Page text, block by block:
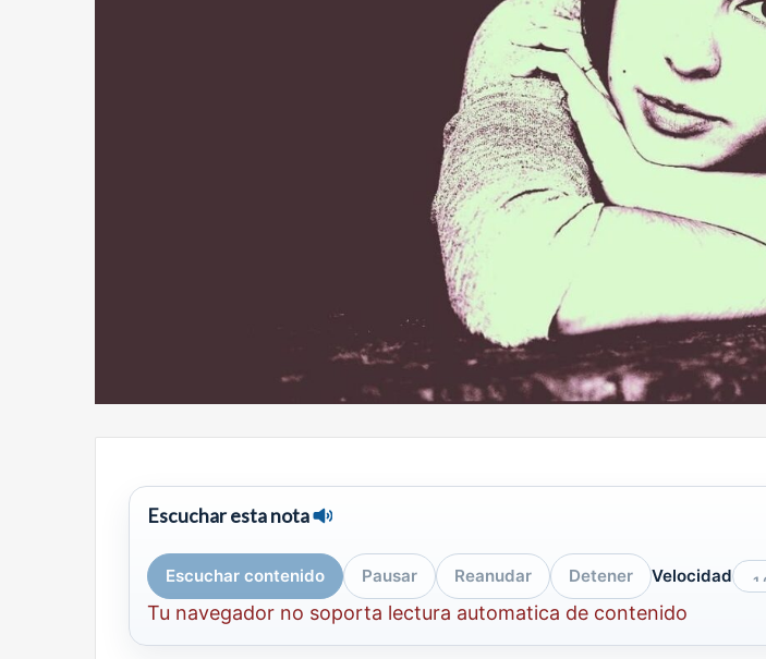
Escuchar esta nota
Escuchar contenido Pausar Reanudar Detener Velocidad
Tu navegador no soporta lectura automatica de contenido